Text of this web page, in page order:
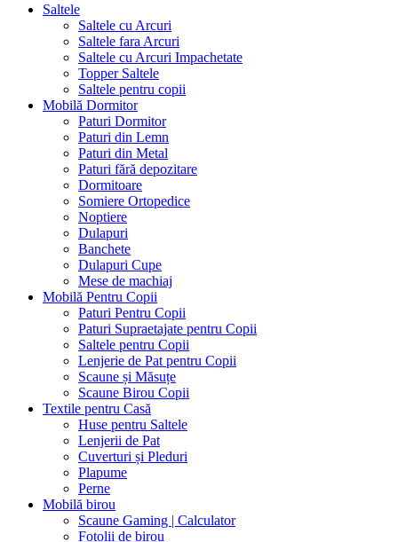
Saltele
Saltele cu Arcuri
Saltele fara Arcuri
Saltele cu Arcuri Impachetate
Topper Saltele
Saltele pentru copii
Mobilă Dormitor
Paturi Dormitor
Paturi din Lemn
Paturi din Metal
Paturi fără depozitare
Dormitoare
Somiere Ortopedice
Noptiere
Dulapuri
Banchete
Dulapuri Cupe
Mese de machiaj
Mobilă Pentru Copii
Paturi Pentru Copii
Paturi Supraetajate pentru Copii
Saltele pentru Copii
Lenjerie de Pat pentru Copii
Scaune și Măsuțe
Scaune Birou Copii
Textile pentru Casă
Huse pentru Saltele
Lenjerii de Pat
Cuverturi și Pleduri
Plapume
Perne
Mobilă birou
Scaune Gaming | Calculator
Fotolii de birou